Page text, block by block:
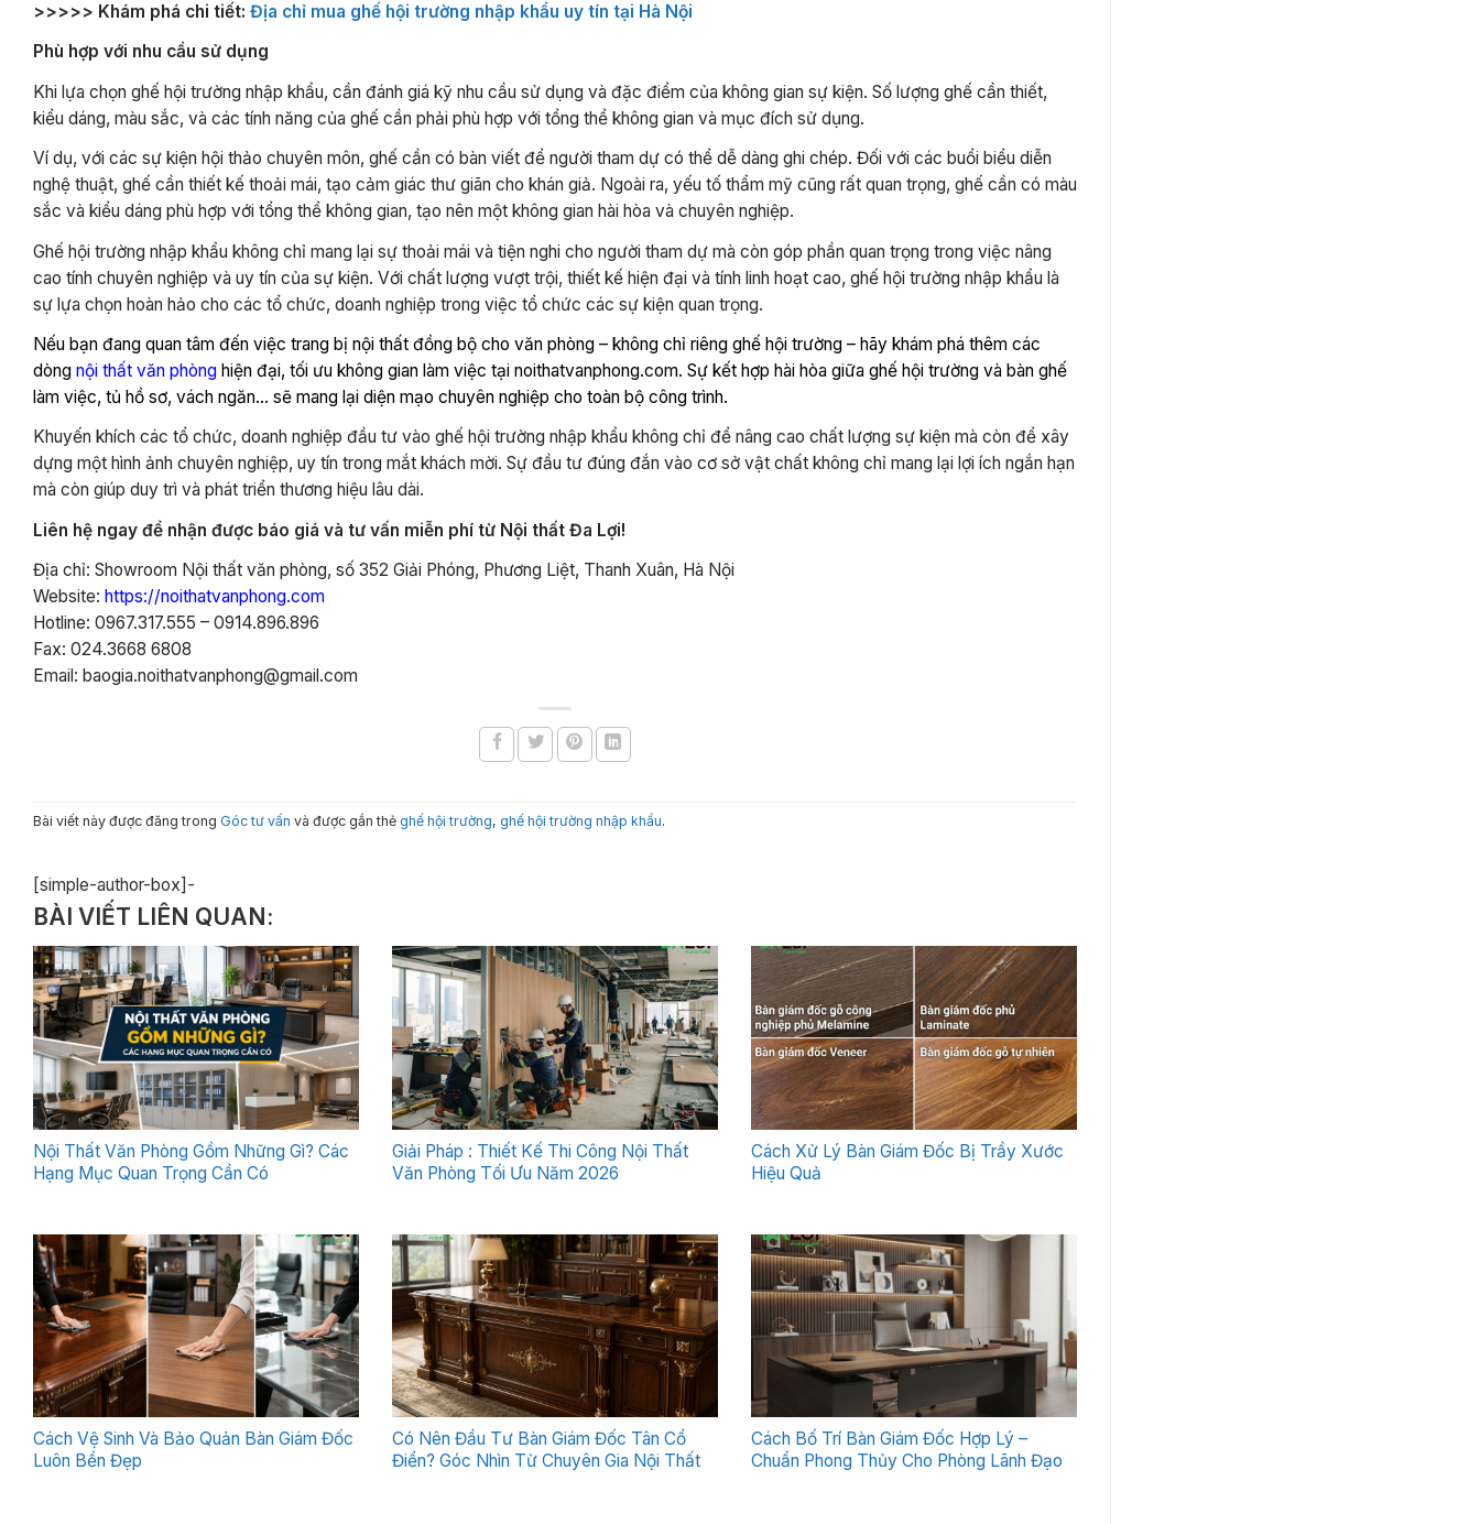
>>>>> Khám phá chi tiết: Địa chỉ mua ghế hội trường nhập khẩu uy tín tại Hà Nội
Phù hợp với nhu cầu sử dụng
Khi lựa chọn ghế hội trường nhập khẩu, cần đánh giá kỹ nhu cầu sử dụng và đặc điểm của không gian sự kiện. Số lượng ghế cần thiết,
kiểu dáng, màu sắc, và các tính năng của ghế cần phải phù hợp với tổng thể không gian và mục đích sử dụng.
Ví dụ, với các sự kiện hội thảo chuyên môn, ghế cần có bàn viết để người tham dự có thể dễ dàng ghi chép. Đối với các buổi biểu diễn
nghệ thuật, ghế cần thiết kế thoải mái, tạo cảm giác thư giãn cho khán giả. Ngoài ra, yếu tố thẩm mỹ cũng rất quan trọng, ghế cần có màu
sắc và kiểu dáng phù hợp với tổng thể không gian, tạo nên một không gian hài hòa và chuyên nghiệp.
Ghế hội trường nhập khẩu không chỉ mang lại sự thoải mái và tiện nghi cho người tham dự mà còn góp phần quan trọng trong việc nâng
cao tính chuyên nghiệp và uy tín của sự kiện. Với chất lượng vượt trội, thiết kế hiện đại và tính linh hoạt cao, ghế hội trường nhập khẩu là
sự lựa chọn hoàn hảo cho các tổ chức, doanh nghiệp trong việc tổ chức các sự kiện quan trọng.
Nếu bạn đang quan tâm đến việc trang bị nội thất đồng bộ cho văn phòng – không chỉ riêng ghế hội trường – hãy khám phá thêm các
dòng nội thất văn phòng hiện đại, tối ưu không gian làm việc tại noithatvanphong.com. Sự kết hợp hài hòa giữa ghế hội trường và bàn ghế
làm việc, tủ hồ sơ, vách ngăn… sẽ mang lại diện mạo chuyên nghiệp cho toàn bộ công trình.
Khuyến khích các tổ chức, doanh nghiệp đầu tư vào ghế hội trường nhập khẩu không chỉ để nâng cao chất lượng sự kiện mà còn để xây
dựng một hình ảnh chuyên nghiệp, uy tín trong mắt khách mời. Sự đầu tư đúng đắn vào cơ sở vật chất không chỉ mang lại lợi ích ngắn hạn
mà còn giúp duy trì và phát triển thương hiệu lâu dài.
Liên hệ ngay để nhận được báo giá và tư vấn miễn phí từ Nội thất Đa Lợi!
Địa chỉ: Showroom Nội thất văn phòng, số 352 Giải Phóng, Phương Liệt, Thanh Xuân, Hà Nội
Website: https://noithatvanphong.com
Hotline: 0967.317.555 – 0914.896.896
Fax: 024.3668 6808
Email: baogia.noithatvanphong@gmail.com
Bài viết này được đăng trong Góc tư vấn và được gắn thẻ ghế hội trường, ghế hội trường nhập khẩu.
[simple-author-box]-
BÀI VIẾT LIÊN QUAN:
Nội Thất Văn Phòng Gồm Những Gì? Các
Hạng Mục Quan Trọng Cần Có
Giải Pháp : Thiết Kế Thi Công Nội Thất
Văn Phòng Tối Ưu Năm 2026
Cách Xử Lý Bàn Giám Đốc Bị Trầy Xước
Hiệu Quả
Cách Vệ Sinh Và Bảo Quản Bàn Giám Đốc
Luôn Bền Đẹp
Có Nên Đầu Tư Bàn Giám Đốc Tân Cổ
Điển? Góc Nhìn Từ Chuyên Gia Nội Thất
Cách Bố Trí Bàn Giám Đốc Hợp Lý –
Chuẩn Phong Thủy Cho Phòng Lãnh Đạo